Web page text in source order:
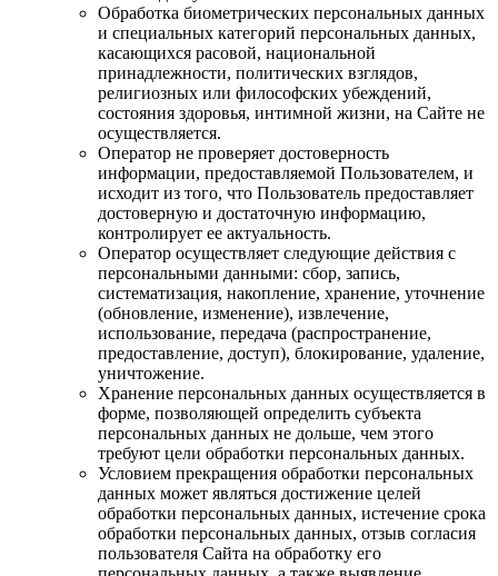
Обработка биометрических персональных данных
и специальных категорий персональных данных,
касающихся расовой, национальной
принадлежности, политических взглядов,
религиозных или философских убеждений,
состояния здоровья, интимной жизни, на Сайте не
осуществляется.
Оператор не проверяет достоверность
информации, предоставляемой Пользователем, и
исходит из того, что Пользователь предоставляет
достоверную и достаточную информацию,
контролирует ее актуальность.
Оператор осуществляет следующие действия с
персональными данными: сбор, запись,
систематизация, накопление, хранение, уточнение
(обновление, изменение), извлечение,
использование, передача (распространение,
предоставление, доступ), блокирование, удаление,
уничтожение.
Хранение персональных данных осуществляется в
форме, позволяющей определить субъекта
персональных данных не дольше, чем этого
требуют цели обработки персональных данных.
Условием прекращения обработки персональных
данных может являться достижение целей
обработки персональных данных, истечение срока
обработки персональных данных, отзыв согласия
пользователя Сайта на обработку его